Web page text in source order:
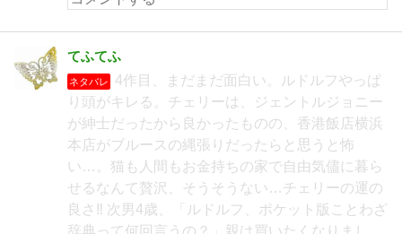
てふてふ
ネタバレ
4作目、まだまだ面白い。ルドルフやっぱ
り頭がキレる。チェリーは、ジェントルジョニー
が紳士だったから良かったものの、香港飯店横浜
本店がブルースの縄張りだったらと思うと怖
い…。猫も人間もお金持ちの家で自由気儘に暮ら
せるなんて贅沢、そうそうない…チェリーの運の
良さ‼︎ 次男4歳、「ルドルフ、ポケット版ことわざ
辞典って何回言うの？」親は買いたくなりまし